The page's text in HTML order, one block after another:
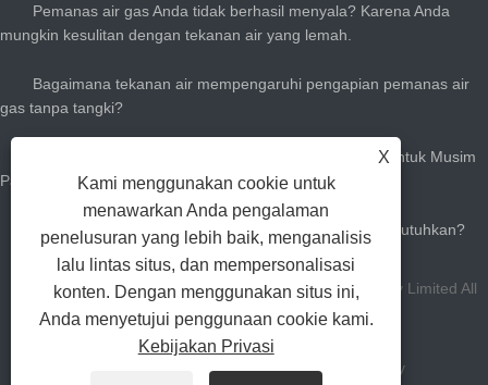
Pemanas air gas Anda tidak berhasil menyala? Karena Anda
mungkin kesulitan dengan tekanan air yang lemah.
Bagaimana tekanan air mempengaruhi pengapian pemanas air
gas tanpa tangki?
Cara Menyesuaikan Pemanas Air Gas Instan Anda Untuk Musim
Panas: Kurangi Tagihan Gas & Tetaplah dengan Dingin
Seberapa besar pemanas air panas gas yang Anda butuhkan?
Hak Cipta Zhongshan Gastek Home Appliance Company Limited All
Rights Reserved.
RSS XML Privacy Policy
X
Kami menggunakan cookie untuk
menawarkan Anda pengalaman
penelusuran yang lebih baik, menganalisis
lalu lintas situs, dan mempersonalisasi
konten. Dengan menggunakan situs ini,
Anda menyetujui penggunaan cookie kami.
Kebijakan Privasi